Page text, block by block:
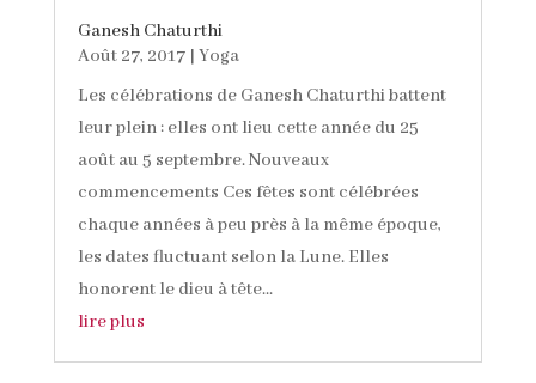
Ganesh Chaturthi
Août 27, 2017| Yoga
Les célébrations de Ganesh Chaturthi battent
leur plein : elles ont lieu cette année du 25
août au 5 septembre. Nouveaux
commencements Ces fêtes sont célébrées
chaque années à peu près à la même époque,
les dates fluctuant selon la Lune. Elles
honorent le dieu à tête...
lire plus